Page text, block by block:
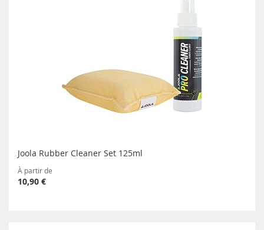
Joola Rubber Cleaner Set 125ml
À partir de
10,90 €